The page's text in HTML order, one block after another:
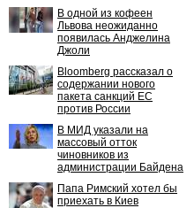
В одной из кофеен
Львова неожиданно
появилась Анджелина
Джоли
Bloomberg рассказал о
содержании нового
пакета санкций ЕС
против России
В МИД указали на
массовый отток
чиновников из
администрации Байдена
Папа Римский хотел бы
приехать в Киев